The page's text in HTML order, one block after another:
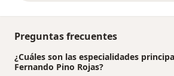
Preguntas frecuentes
¿Cuáles son las especialidades
Fernando Pino Rojas?